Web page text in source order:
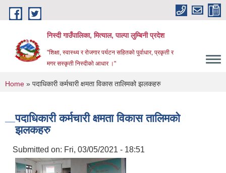
Skip to main content
निस्दी गाउँपालिका, मित्याल, पाल्पा लुम्बिनी प्रदेश
"शिक्षा, स्वास्थ्य र रोजगार पर्यटन सहितको पुर्वाधार, प्रकृती र
मगर सस्कृती निस्दीको आधार ।"
You are here
Home » पदाधिकारी कर्मचारी क्षमता विकास तालिमको झलकहरु
पदाधिकारी कर्मचारी क्षमता विकास तालिमको
झलकहरु
Submitted on: Fri, 03/05/2021 - 18:51